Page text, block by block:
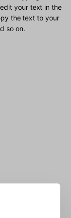
your text in the
the text to your
so on.
the box: